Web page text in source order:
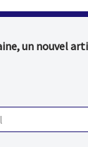
un nouvel